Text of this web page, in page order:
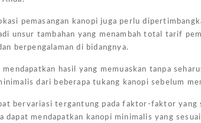
pemasangan kanopi juga perlu
unsur tambahan yang menambah total tarif
berpengalaman di bidangnya.
hasil yang memuaskan tanpa
dari beberapa tukang kanopi sebelum
bervariasi tergantung pada faktor-faktor
dapat mendapatkan kanopi minimalis yang